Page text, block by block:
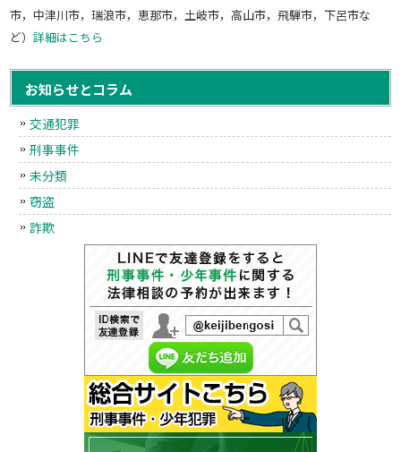
市，中津川市，瑞浪市，恵那市，土岐市，高山市，飛騨市，下呂市な
ど）詳細はこちら
お知らせとコラム
交通犯罪
刑事事件
未分類
窃盗
詐欺